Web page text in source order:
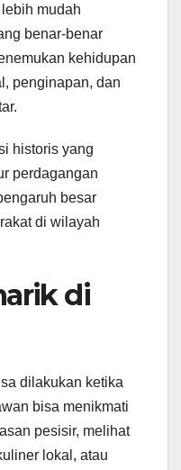
mudah
benar-benar
kehidupan
penginapan, dan
historis yang
perdagangan
besar
di wilayah
di
dilakukan ketika
bisa menikmati
pesisir, melihat
lokal, atau